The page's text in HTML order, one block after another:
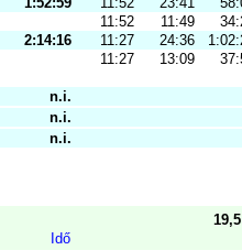
11:52
11:49
2:14:16 11:27 24:36
11:27
13:09
n.i.
n.i.
n.i.
Idő